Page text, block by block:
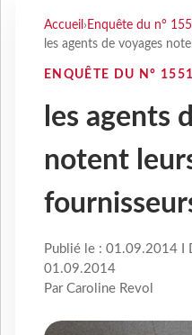
Accueil › Enquête du n°
les agents de voyages
ENQUÊTE DU N°
les agents
notent
Publié le : 01.09.2014 I
01.09.2014
Par Caroline Revol